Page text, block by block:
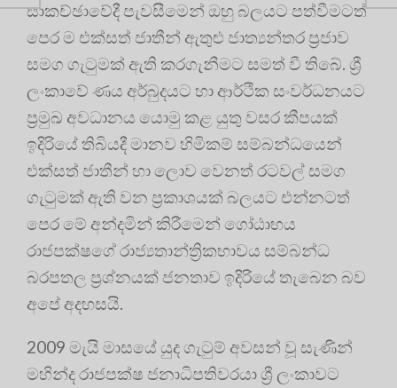
සාකච්ඡාවේදී පැවසීමෙන් ඔහු බලයට පත්වීමටත්
පෙර ම එක්සත් ජාතීන් ඇතුළු ජාත්‍යන්තර ප්‍රජාව
සමග ගැටුමක් ඇති කරගැනීමට සමත් වී තිබේ. ශ්‍රී
ලංකාවේ ණය අර්බුදයට හා ආර්ථික සංවර්ධනයට
ප්‍රමුඛ අවධානය යොමු කළ යුතු වසර කීපයක්
ඉදිරියේ තිබියදී මානව හිමිකම් සම්බන්ධයෙන්
එක්සත් ජාතීන් හා ලොව වෙනත් රටවල් සමග
ගැටුමක් ඇති වන ප්‍රකාශයක් බලයට එන්නටත්
පෙර මේ අන්දමින් කිරීමෙන් ගෝඨාභය
රාජපක්ෂගේ රාජ්‍යතාන්ත්‍රිකභාවය සම්බන්ධ
බරපතල ප්‍රශ්නයක් ජනතාව ඉදිරියේ තැබෙන බව
අපේ අදහසයි.
2009 මැයි මාසයේ යුද ගැටුම් අවසන් වූ සැණින්
මහින්ද රාජපක්ෂ ජනාධිපතිවරයා ශ්‍රී ලංකාවට